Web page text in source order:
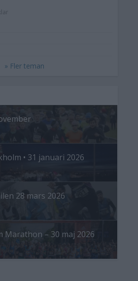
» Fler teman
• 31 januari 2026
28 mars 2026
Marathon – 30 maj 2026